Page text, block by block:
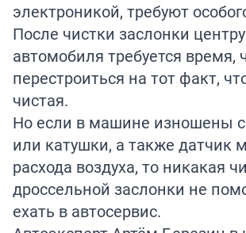
электроникой, требуют
После чистки заслонки
автомобиля требуется время,
перестроиться на тот факт,
чистая.
Но если в машине изношены
или катушки, а также датчик
расхода воздуха, то никакая
дроссельной заслонки не
ехать в автосервис.